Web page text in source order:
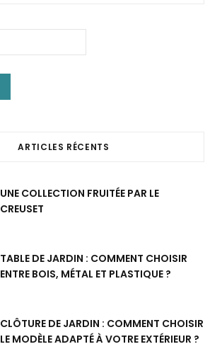
ARTICLES RÉCENTS
UNE COLLECTION FRUITÉE PAR LE
CREUSET
TABLE DE JARDIN : COMMENT CHOISIR
ENTRE BOIS, MÉTAL ET PLASTIQUE ?
CLÔTURE DE JARDIN : COMMENT CHOISIR
LE MODÈLE ADAPTÉ À VOTRE EXTÉRIEUR ?